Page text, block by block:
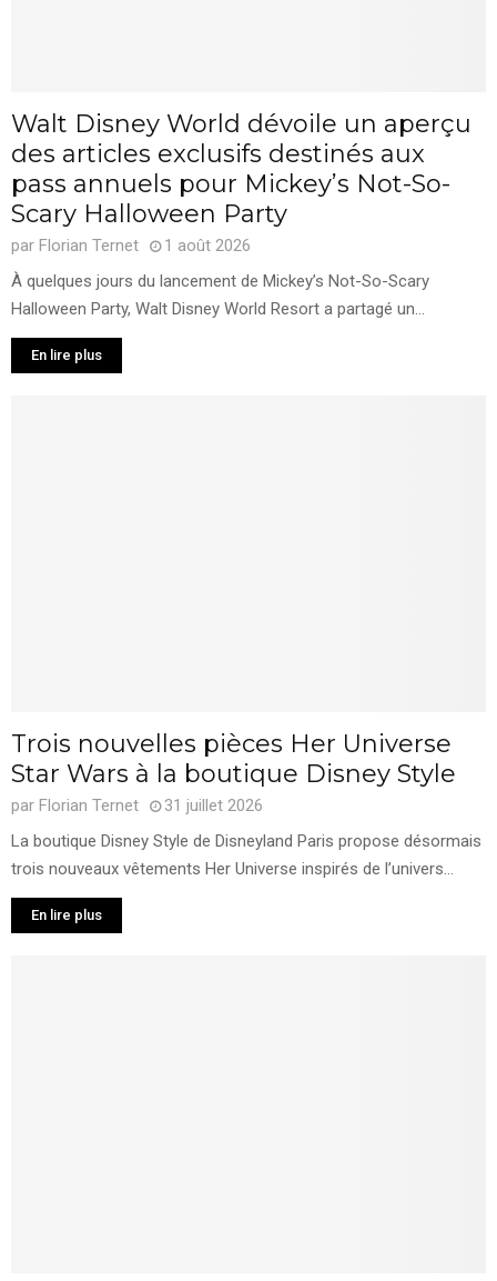
Walt Disney World dévoile un aperçu
des articles exclusifs destinés aux
pass annuels pour Mickey’s Not-So-
Scary Halloween Party
par Florian Ternet
1 août 2026
À quelques jours du lancement de Mickey’s Not-So-Scary
Halloween Party, Walt Disney World Resort a partagé un...
En lire plus
Trois nouvelles pièces Her Universe
Star Wars à la boutique Disney Style
par Florian Ternet
31 juillet 2026
La boutique Disney Style de Disneyland Paris propose désormais
trois nouveaux vêtements Her Universe inspirés de l’univers...
En lire plus